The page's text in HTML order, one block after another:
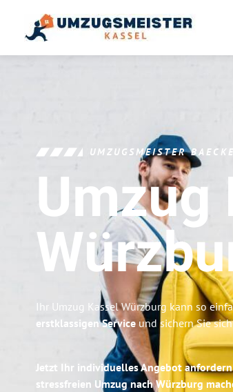
UMZUGSMEISTER
Umzug
Ihr Umzug Kassel Würzburg kann so
erstklassigen Service und sichern Sie
Jetzt Ihr individuelles Angebot
stressfreien Umzug nach Würzburg